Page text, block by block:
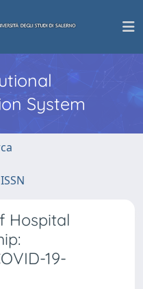
System
Hospital
19-